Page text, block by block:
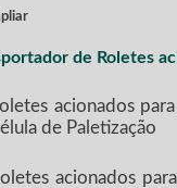
de Roletes
acionados
de Paletização
acionados